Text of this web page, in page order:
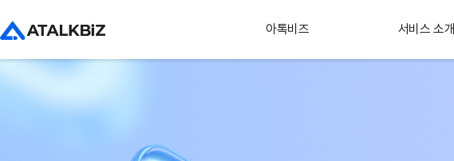
아톡비즈 서비스 소개